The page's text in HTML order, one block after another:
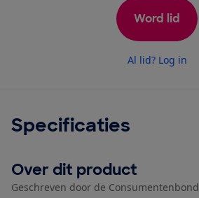
Word lid
Al lid? Log in
Specificaties
Over dit product
Geschreven door de Consumentenbond